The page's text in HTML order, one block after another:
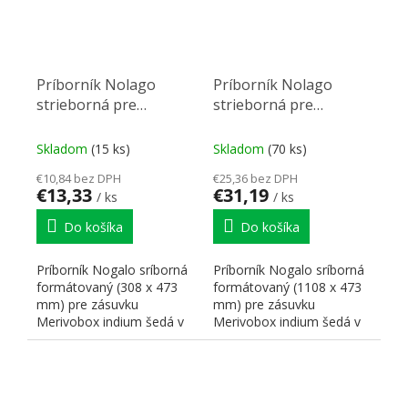
Príborník Nolago
strieborná pre
473 mm)
Skladom (15 ks)
€10,84 bez DPH
€13,33 / ks
Do košíka
Príborník Nogalo sríborná
formátovaný (308 x 473
mm) pre zásuvku
Merivobox indium šedá v
hĺbke 500mm pre skrinku
Príborník Nolago
strieborná pre
473 mm)
Skladom (70 ks)
€25,36 bez DPH
€31,19 / ks
Do košíka
Príborník Nogalo sríborná
formátovaný (1108 x 473
mm) pre zásuvku
Merivobox indium šedá v
hĺbke 500 mm pre